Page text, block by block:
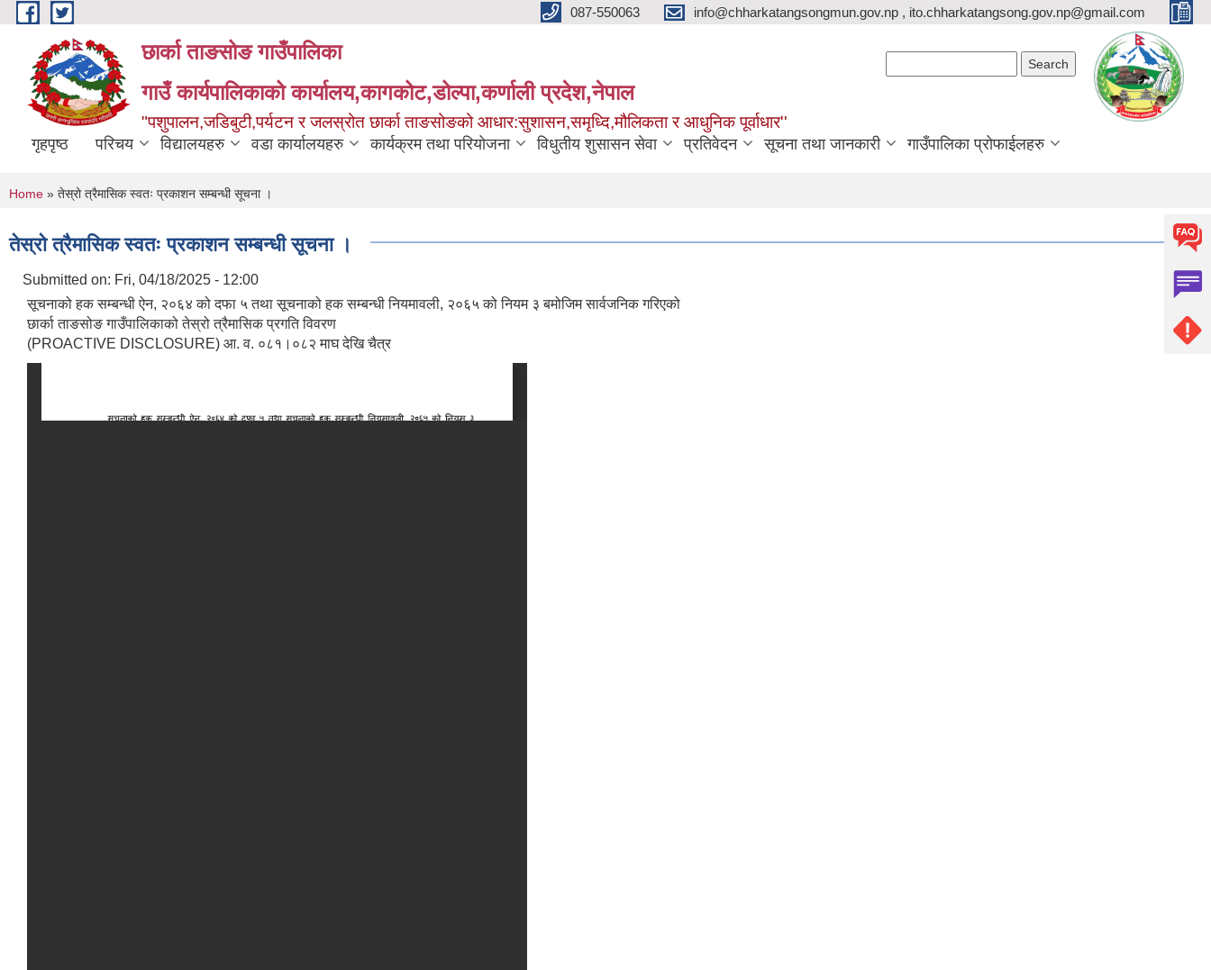
Skip to main content 087-550063 info@chharkatangsongmun.gov.np , ito.chharkatangsong.gov.np@gmail.com
छार्का ताङसोङ गाउँपालिका
गाउँ कार्यपालिकाको कार्यालय,कागकोट,डोल्पा,कर्णाली प्रदेश,नेपाल
"पशुपालन,जडिबुटी,पर्यटन र जलस्रोत छार्का ताङसोङको आधार:सुशासन,समृध्दि,मौलिकता र आधुनिक पूर्वाधार''
गृहपृष्ठ परिचय विद्यालयहरु वडा कार्यालयहरु कार्यक्रम तथा परियोजना विधुतीय शुसासन सेवा प्रतिवेदन सूचना तथा जानकारी गाउँपालिका प्रोफाईलहरु
You are here
Home » तेस्रो त्रैमासिक स्वतः प्रकाशन सम्बन्धी सूचना ।
तेस्रो त्रैमासिक स्वतः प्रकाशन सम्बन्धी सूचना ।
Submitted on: Fri, 04/18/2025 - 12:00
सूचनाको हक सम्बन्धी ऐन, २०६४ को दफा ५ तथा सूचनाको हक सम्बन्धी नियमावली, २०६५ को नियम ३ बमोजिम सार्वजनिक गरिएको
छार्का ताङसोङ गाउँपालिकाको तेस्रो त्रैमासिक प्रगति विवरण
(PROACTIVE DISCLOSURE) आ. व. ०८१।०८२ माघ देखि चैत्र